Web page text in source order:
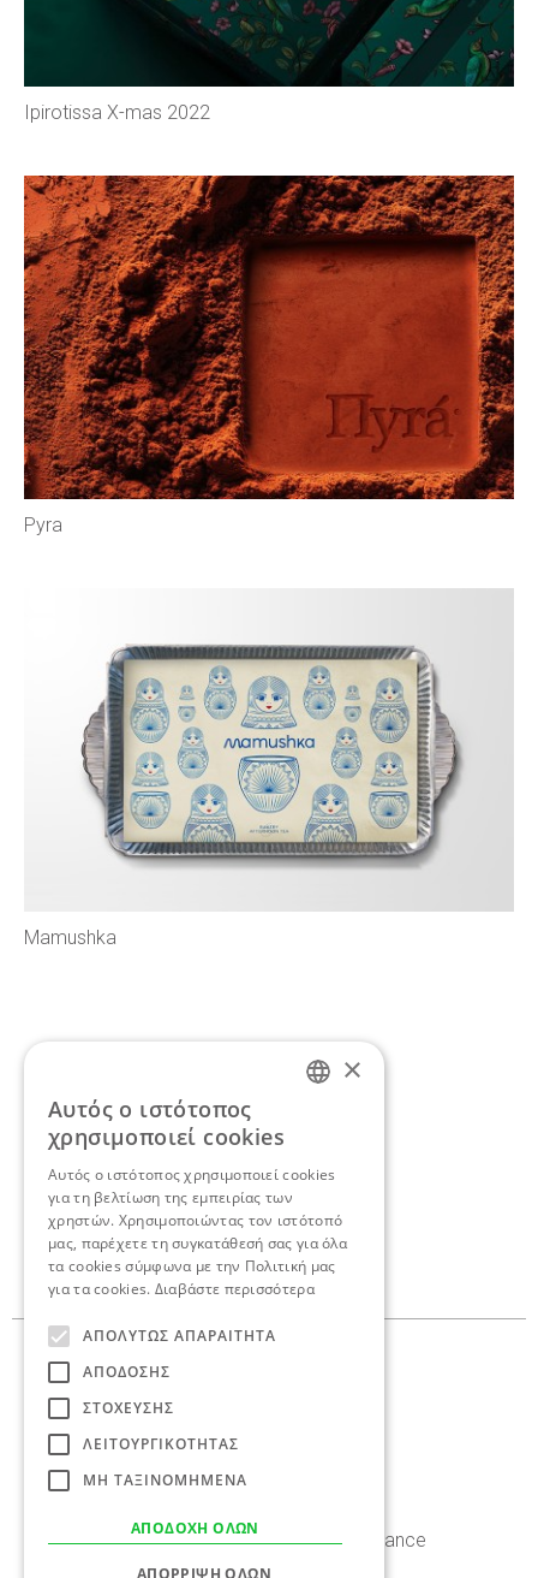
Ipirotissa X-mas 2022
Pyra
Mamushka
Αν θέλετε να
συζητήσουμε για το δικό
σας project,ελάτε σε
επαφή.
Γεωργαντά 10,
210 8086 636
Instagram Facebook Linkedin Behance
×
Αυτός ο ιστότοπος
χρησιμοποιεί cookies
Αυτός ο ιστότοπος χρησιμοποιεί cookies
για τη βελτίωση της εμπειρίας των
χρηστών. Χρησιμοποιώντας τον ιστότοπό
μας, παρέχετε τη συγκατάθεσή σας για όλα
τα cookies σύμφωνα με την Πολιτική μας
για τα cookies. Διαβάστε περισσότερα
ΑΠΟΛΎΤΩΣ ΑΠΑΡΑΊΤΗΤΑ
ΑΠΌΔΟΣΗΣ
ΣΤΌΧΕΥΣΗΣ
ΛΕΙΤΟΥΡΓΙΚΌΤΗΤΑΣ
ΜΗ ΤΑΞΙΝΟΜΗΜΈΝΑ
ΑΠΟΔΟΧΉ ΌΛΩΝ
ΑΠΌΡΡΙΨΗ ΌΛΩΝ